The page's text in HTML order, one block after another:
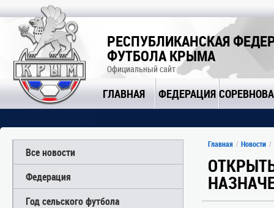
РЕСПУБЛИКАНСКАЯ
ФУТБОЛА КРЫМА
Официальный сайт
ГЛАВНАЯ ФЕДЕРАЦИЯ
Все новости
Федерация
Год сельского футбола
Главная Новости